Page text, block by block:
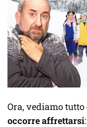
Ora, vediamo tutto
occorre affrettarsi